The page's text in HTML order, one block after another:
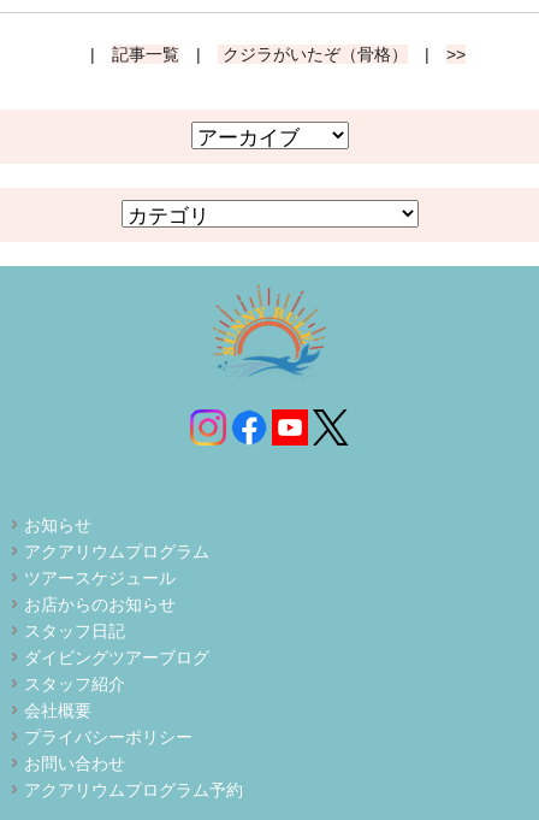
| 記事一覧 | クジラがいたぞ（骨格） | >>
お知らせ
アクアリウムプログラム
ツアースケジュール
お店からのお知らせ
スタッフ日記
ダイビングツアーブログ
スタッフ紹介
会社概要
プライバシーポリシー
お問い合わせ
アクアリウムプログラム予約